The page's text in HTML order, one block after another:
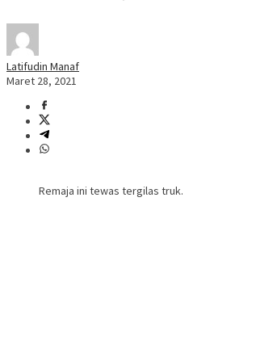
Latifudin Manaf
Maret 28, 2021
Remaja ini tewas tergilas truk.